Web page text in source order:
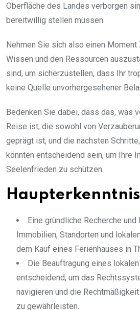
Oberfläche des Landes verborgen
bereitwillig stellen müssen.
Nehmen Sie sich also einen
Wissen und den Ressourcen
sind, um sicherzustellen, dass Ihr
keine Quelle unvorhergesehener
Bedenken Sie dabei, dass das, was
Reise ist, die sowohl von
geprägt ist, und die nächsten
könnten entscheidend sein, um Ihre
Seelenfrieden zu schützen.
Eine gründliche Recherche und
Immobilien, Standorten und
dem Kauf eines Ferienhauses in
Die Beauftragung eines
entscheidend, um das
navigieren und die
zu gewährleisten.